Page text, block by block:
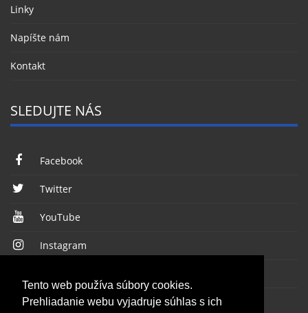
Tento web používa súbory cookies.
Prehliadanie webu vyjadruje súhlas s ich
Linky
Napíšte nám
Kontakt
SLEDUJTE NÁS
Facebook
Twitter
YouTube
Instagram